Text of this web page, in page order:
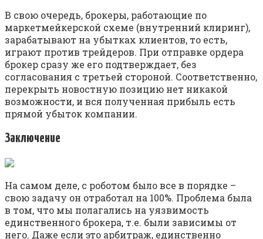
В свою очередь, брокеры, работающие по
маркетмейкерской схеме (внутренний клиринг),
зарабатывают на убытках клиентов, то есть,
играют против трейдеров. При отправке ордера
брокер сразу же его подтверждает, без
согласования с третьей стороной. Соответственно,
перекрыть новостную позицию нет никакой
возможности, и вся полученная прибыль есть
прямой убыток компании.
Заключение
На самом деле, с роботом было все в порядке –
свою задачу он отработал на 100%. Проблема была
в том, что мы полагались на уязвимость
единственного брокера, т.е. были зависимы от
него. Даже если это арбитраж, единственно